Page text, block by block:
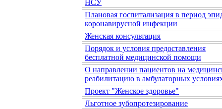
НСУ
Плановая госпитализация в период
коронавирусной инфекции
Женская консультация
Порядок и условия предоставления
бесплатной медицинской помощи
О направлении пациентов на
реабилитацию в амбулаторных
Проект "Женское здоровье"
Льготное зубопротезирование